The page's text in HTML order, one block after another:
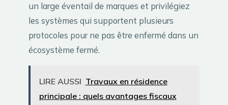
un large éventail de marques et privilégiez
les systèmes qui supportent plusieurs
protocoles pour ne pas être enfermé dans un
écosystème fermé.
LIRE AUSSI Travaux en résidence
principale : quels avantages fiscaux